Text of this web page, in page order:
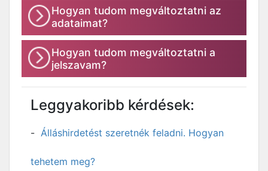
Hogyan tudom megváltoztatni az
adataimat?
Hogyan tudom megváltoztatni a
jelszavam?
Leggyakoribb kérdések:
Álláshirdetést szeretnék feladni. Hogyan
tehetem meg?